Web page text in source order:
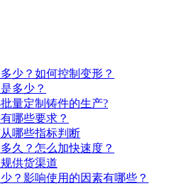
少？如何控制变形？
多少？
量定制铸件的生产?
哪些要求？
哪些指标判断
久？怎么加快速度？
供货渠道
？影响使用的因素有哪些？